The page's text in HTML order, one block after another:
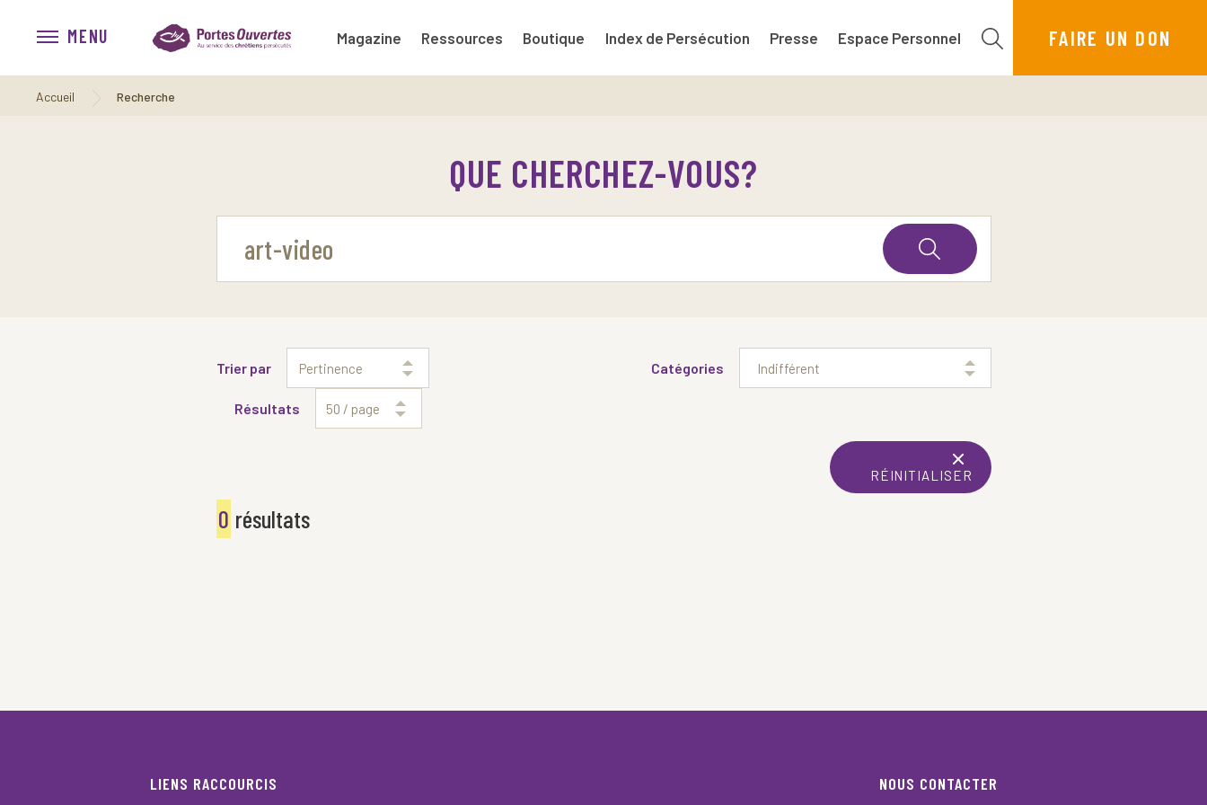
MENU Magazine Ressources Boutique Index de Persécution Presse Espace Personnel FAIRE UN DON
Accueil Recherche
QUE CHERCHEZ-VOUS?
Trier par Pertinence Catégories Indifférent
Résultats 50 / page
RÉINITIALISER
0 résultats
LIENS RACCOURCIS NOUS CONTACTER